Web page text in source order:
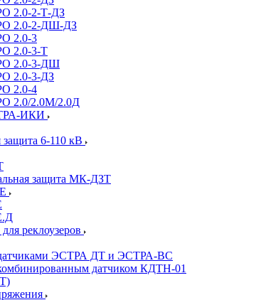
2.0-2-Т-ДЗ
2.0-2-ДШ-ДЗ
2.0-3
2.0-3-Т
2.0-3-ДШ
2.0-3-ДЗ
2.0-4
2.0/2.0М/2.0Д
ИКИ
6-110 кВ
защита МК-ДЗТ
реклоузеров
ЭСТРА ДТ и ЭСТРА-ВС
датчиком КДТН-01